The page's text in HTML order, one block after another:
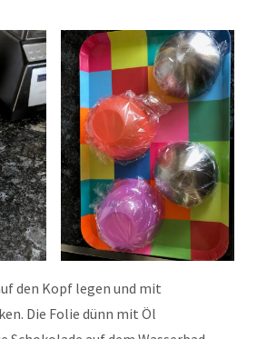
den Kopf legen und mit
Die Folie dünn mit Öl